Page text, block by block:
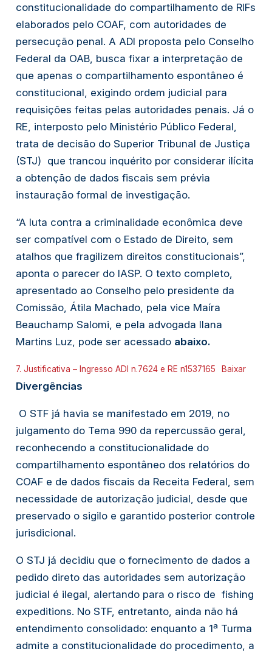
constitucionalidade do compartilhamento de RIFs
elaborados pelo COAF, com autoridades de
persecução penal. A ADI proposta pelo Conselho
Federal da OAB, busca fixar a interpretação de
que apenas o compartilhamento espontâneo é
constitucional, exigindo ordem judicial para
requisições feitas pelas autoridades penais. Já o
RE, interposto pelo Ministério Público Federal,
trata de decisão do Superior Tribunal de Justiça
(STJ) que trancou inquérito por considerar ilícita
a obtenção de dados fiscais sem prévia
instauração formal de investigação.
“A luta contra a criminalidade econômica deve
ser compatível com o Estado de Direito, sem
atalhos que fragilizem direitos constitucionais”,
aponta o parecer do IASP. O texto completo,
apresentado ao Conselho pelo presidente da
Comissão, Átila Machado, pela vice Maíra
Beauchamp Salomi, e pela advogada Ilana
Martins Luz, pode ser acessado abaixo.
7. Justificativa – Ingresso ADI n.7624 e RE n1537165 Baixar
Divergências
O STF já havia se manifestado em 2019, no
julgamento do Tema 990 da repercussão geral,
reconhecendo a constitucionalidade do
compartilhamento espontâneo dos relatórios do
COAF e de dados fiscais da Receita Federal, sem
necessidade de autorização judicial, desde que
preservado o sigilo e garantido posterior controle
jurisdicional.
O STJ já decidiu que o fornecimento de dados a
pedido direto das autoridades sem autorização
judicial é ilegal, alertando para o risco de fishing
expeditions. No STF, entretanto, ainda não há
entendimento consolidado: enquanto a 1ª Turma
admite a constitucionalidade do procedimento, a